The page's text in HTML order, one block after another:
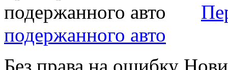
подержанного авто
Без права на ошибку